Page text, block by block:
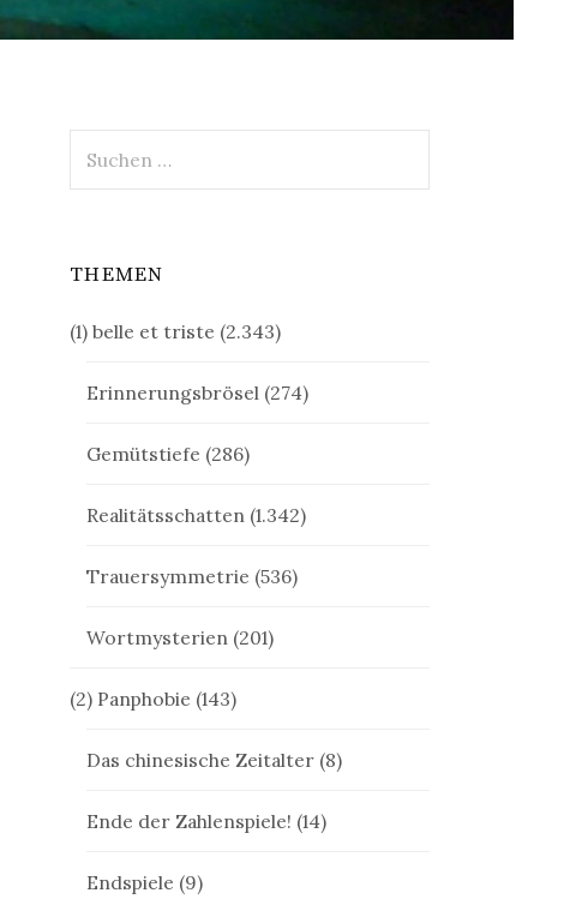
nach:
THEMEN
(1) belle et triste (2.343)
Erinnerungsbrösel (274)
Gemütstiefe (286)
Realitätsschatten (1.342)
Trauersymmetrie (536)
Wortmysterien (201)
(2) Panphobie (143)
Das chinesische Zeitalter (8)
Ende der Zahlenspiele! (14)
Endspiele (9)